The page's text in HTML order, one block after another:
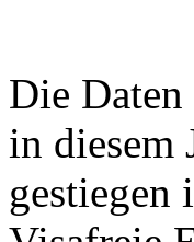
Die Daten
in diesem
gestiegen